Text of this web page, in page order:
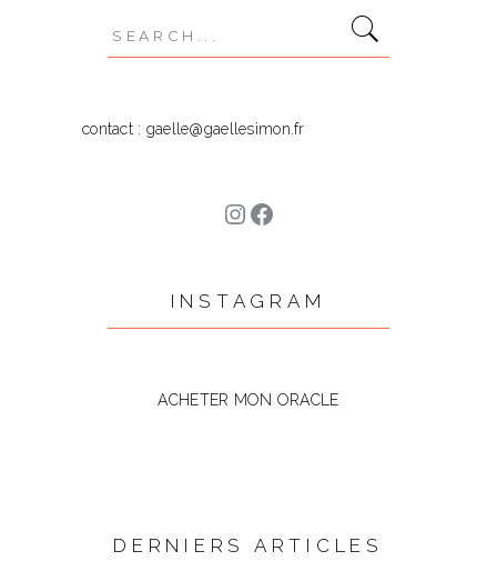
Search
for:
contact : gaelle@gaellesimon.fr
Instagram
Facebook
INSTAGRAM
ACHETER MON ORACLE
DERNIERS ARTICLES